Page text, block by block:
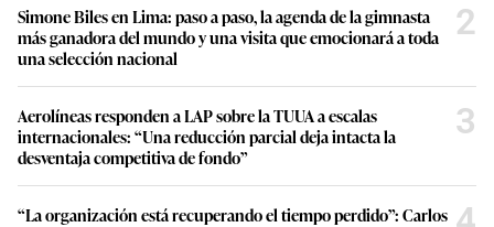
Simone Biles en Lima: paso a paso, la agenda de la gimnasta
más ganadora del mundo y una visita que emocionará a toda
una selección nacional
2
Aerolíneas responden a LAP sobre la TUUA a escalas
internacionales: “Una reducción parcial deja intacta la
desventaja competitiva de fondo”
3
“La organización está recuperando el tiempo perdido”: Carlos